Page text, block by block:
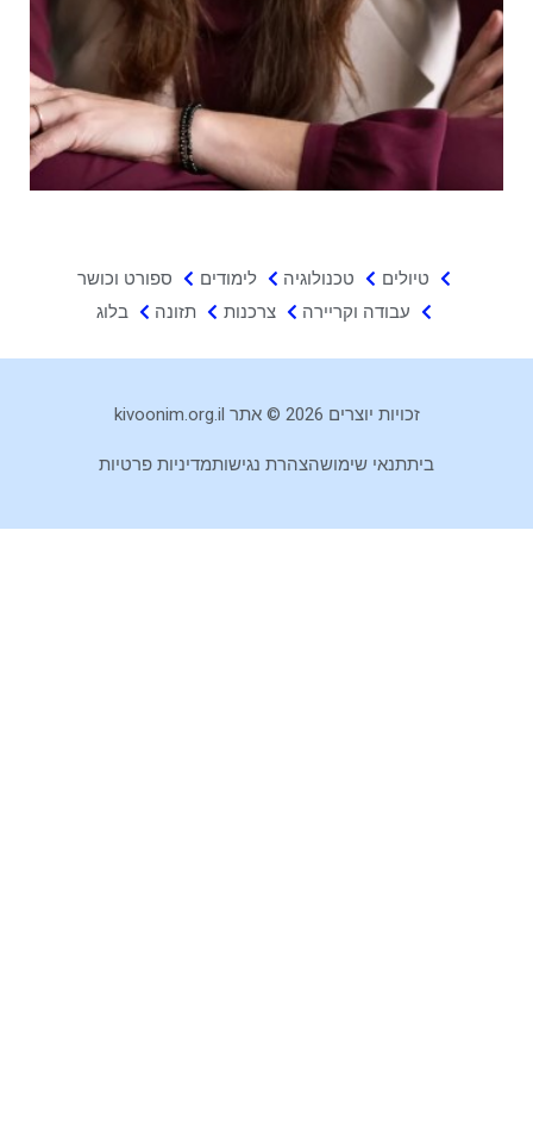
טיולים טכנולוגיה לימודים
ספורט וכושר
עבודה וקריירה
צרכנות תזונה בלוג
זכויות יוצרים 2026 © אתר kivoonim.org.il
תנאי שימושהצהרת נגישותמדיניות פרטיות